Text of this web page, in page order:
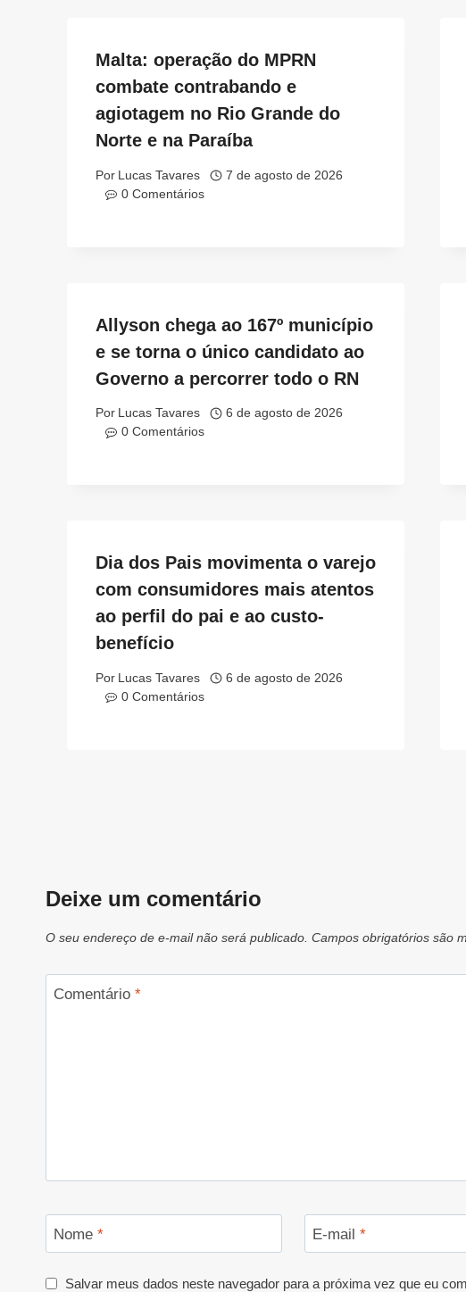
Malta: operação do MPRN
combate contrabando e
agiotagem no Rio Grande do
Norte e na Paraíba
Por Lucas Tavares
7 de agosto de 2026
0 Comentários
Allyson chega ao 167º município
e se torna o único candidato ao
Governo a percorrer todo o RN
Por Lucas Tavares
6 de agosto de 2026
0 Comentários
Dia dos Pais movimenta o varejo
com consumidores mais atentos
ao perfil do pai e ao custo-
benefício
Por Lucas Tavares
6 de agosto de 2026
0 Comentários
Deixe um comentário
O seu endereço de e-mail não será publicado. Campos obrigatórios são
Comentário *
Nome * E-mail *
Salvar meus dados neste navegador para a próxima vez que eu